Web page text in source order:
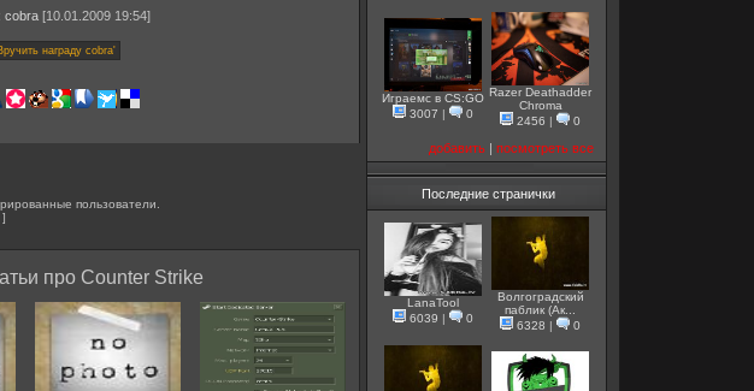
cobra [10.01.2009 19:54]
пользователи.
]
про Counter Strike
Играемс в CS:GO
3007 | 0
Razer Deathadder
Chroma
2456 | 0
добавить | посмотреть все
Последние странички
LanaTool
6039 | 0
Волгоградский
паблик (Ак...
6328 | 0